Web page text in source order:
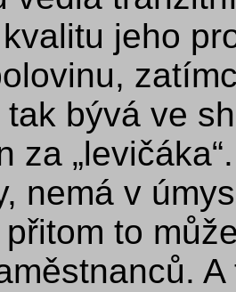
jeho
bývá ve
za
nemá v
to